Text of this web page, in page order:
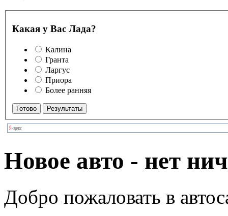
Какая у Вас Лада?
Калина
Гранта
Ларгус
Приора
Более ранняя
Новое авто - нет
Добро пожаловать в